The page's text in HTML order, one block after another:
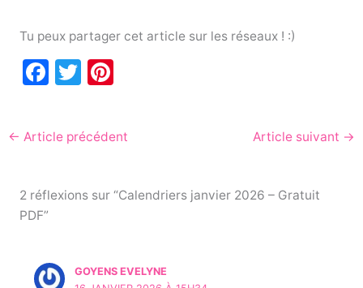
Tu peux partager cet article sur les réseaux ! :)
F
c
e
o
T
itt
er
Pi
er
e
← Article précédent Article suivant →
2 réflexions sur “Calendriers janvier 2026 – Gratuit
PDF”
GOYENS EVELYNE